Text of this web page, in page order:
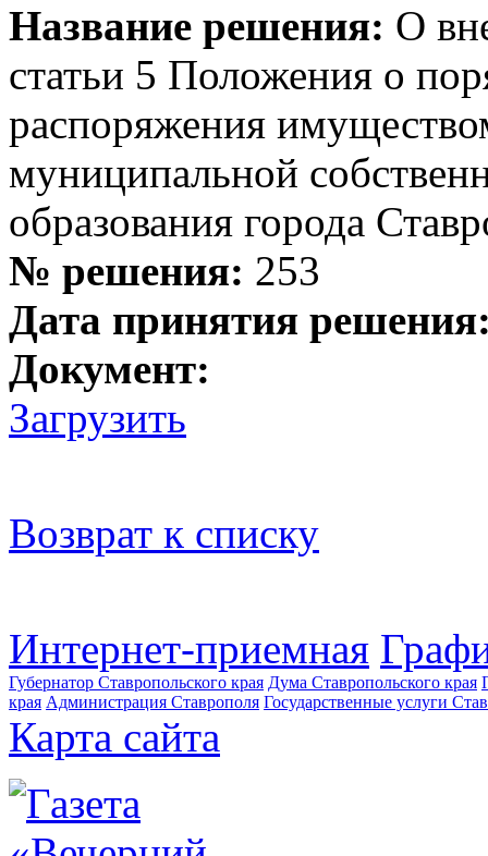
Название решения: О
статьи 5 Положения о
распоряжения
муниципальной
образования города
№ решения: 253
Дата принятия
Документ:
Загрузить
Возврат к списку
Интернет-приемная
Губернатор Ставропольского края Дума Ставропольского края
края Администрация Ставрополя Государственные услуги
Карта сайта